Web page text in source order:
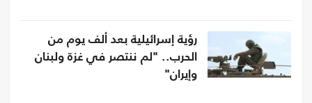
رؤية إسرائيلية بعد ألف يوم من
الحرب.. "لم ننتصر في غزة ولبنان
وإيران"